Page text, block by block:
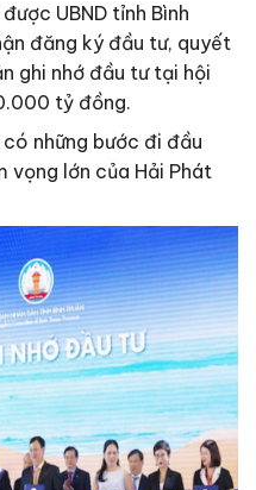
UBND tỉnh Bình
đăng ký đầu tư, quyết
ghi nhớ đầu tư tại hội
tỷ đồng.
những bước đi đầu
vọng lớn của Hải Phát